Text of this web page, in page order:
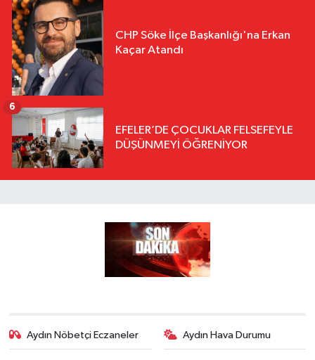
CHP Söke İlçe Başkanlığı'na Erkan
Kaçar Atandı
EFELER’DE ÇOCUKLAR FELSEFEYLE
DÜŞÜNMEYİ ÖĞRENİYOR
6
Aydın Nöbetçi Eczaneler Aydın Hava Durumu